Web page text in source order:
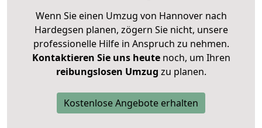
Wenn Sie einen Umzug von Hannover nach
Hardegsen planen, zögern Sie nicht, unsere
professionelle Hilfe in Anspruch zu nehmen.
Kontaktieren Sie uns heutenoch, um Ihren
reibungslosen Umzug zu planen.
Kostenlose Angebote erhalten